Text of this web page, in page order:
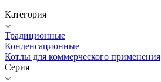
Категория
Традиционные
Конденсационные
Котлы для коммерческого применения
Серия